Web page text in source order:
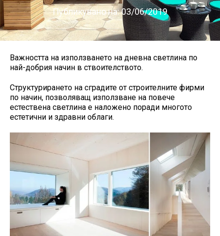
Публикувано на: 03/06/2019
Важността на използването на дневна светлина по
най-добрия начин в ствоителството.
Структурирането на сградите от строителните фирми
по начин, позволяващ използване на повече
естествена светлина е наложено поради многото
естетични и здравни облаги.